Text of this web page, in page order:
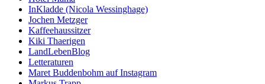
InKladde (Nicola Wessinghage)
Jochen Metzger
Kaffeehaussitzer
Kiki Thaerigen
LandLebenBlog
Letteraturen
Maret Buddenbohm auf Instagram